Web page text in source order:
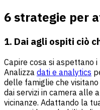
6 strategie per
1. Dai agli ospiti ciò
Capire cosa si aspettano
Analizza dati e analytics
delle famiglie che
dai servizi in camera alle
vicinanze. Adattando la